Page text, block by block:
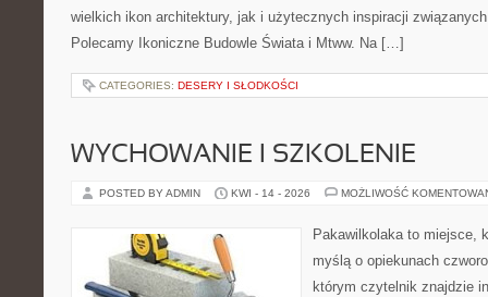
wielkich ikon architektury, jak i użytecznych inspiracji
Polecamy Ikoniczne Budowle Świata i Mtww. Na […]
CATEGORIES: DESERY I SŁODKOŚCI
WYCHOWANIE I SZKOLENIE
POSTED BY ADMIN KWI - 14 - 2026 MOŻLIWOŚĆ
Pakawilkolaka to miejsce,
myślą o opiekunach
którym czytelnik znajdzie